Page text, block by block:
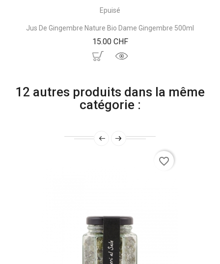
Epuisé
Jus De Gingembre Nature Bio Dame Gingembre 500ml
15.00 CHFPrix
12 autres produits dans la même
catégorie :
favorite_border